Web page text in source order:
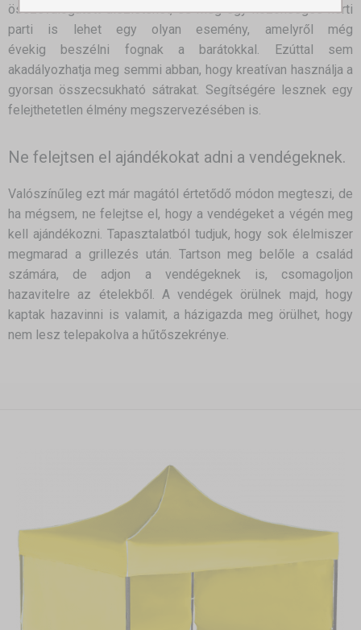
összeválogatott díszleteket, és még egy közönséges kerti
parti is lehet egy olyan esemény, amelyről még
évekig beszélni fognak a barátokkal. Ezúttal sem
akadályozhatja meg semmi abban, hogy kreatívan használja a
gyorsan összecsukható sátrakat. Segítségére lesznek egy
felejthetetlen élmény megszervezésében is.
Ne felejtsen el ajándékokat adni a vendégeknek.
Valószínűleg ezt már magától értetődő módon megteszi, de
ha mégsem, ne felejtse el, hogy a vendégeket a végén meg
kell ajándékozni. Tapasztalatból tudjuk, hogy sok élelmiszer
megmarad a grillezés után. Tartson meg belőle a család
számára, de adjon a vendégeknek is, csomagoljon
hazavitelre az ételekből. A vendégek örülnek majd, hogy
kaptak hazavinni is valamit, a házigazda meg örülhet, hogy
nem lesz telepakolva a hűtőszekrénye.